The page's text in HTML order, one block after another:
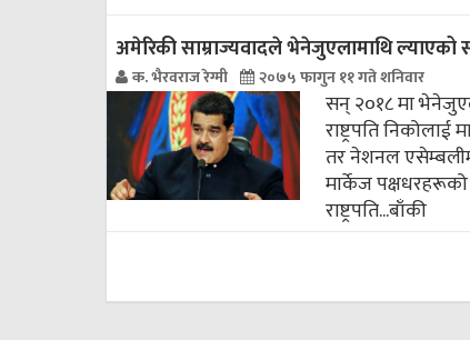
अमेरिकी साम्राज्यवादले भेनेजुएलामाथि
क. भैरवराज रेग्मी २०७५ फागुन ११ गते शनिवार
सन् २०१८ मा
राष्ट्रपति
तर नेशनल
मार्केज
राष्ट्रपति...बाँकी